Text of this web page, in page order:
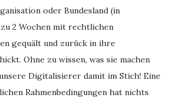
oder Bundesland (in
2 Wochen mit rechtlichen
gequält und zurück in ihre
Ohne zu wissen, was sie machen
Digitalisierer damit im Stich! Eine
Rahmenbedingungen hat nichts